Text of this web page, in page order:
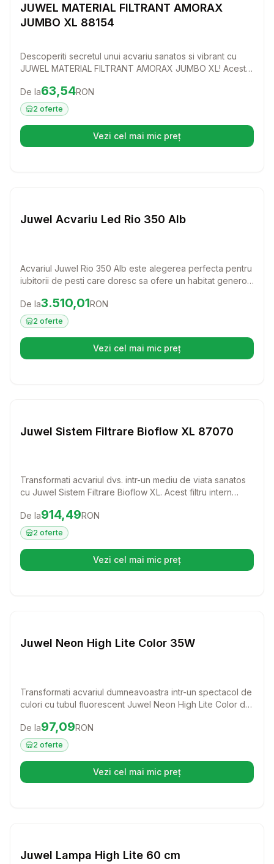
JUWEL MATERIAL FILTRANT AMORAX
JUMBO XL 88154
Descoperiti secretul unui acvariu sanatos si vibrant cu
JUWEL MATERIAL FILTRANT AMORAX JUMBO XL! Acest
ajutand la crearea unui mediu ideal pentru pestii si
plantele dumneavoastra preferate.
Preț:63.54 RON
De la63,54RON
2 oferte
Vezi cel mai mic preț(se deschide într-o filă nouă)
Juwel Acvariu Led Rio 350 Alb
Acvariul Juwel Rio 350 Alb este alegerea perfecta pentru
iubitorii de pesti care doresc sa ofere un habitat generos
tehnologie avansata, acest acvariu va transforma orice
spatiu intr-un colt de natura vibranta.
Preț:3510.01 RON
De la3.510,01RON
2 oferte
Vezi cel mai mic preț(se deschide într-o filă nouă)
Juwel Sistem Filtrare Bioflow XL 87070
Transformati acvariul dvs. intr-un mediu de viata sanatos
cu Juwel Sistem Filtrare Bioflow XL. Acest filtru intern
limpede si curata pentru pestii dvs. preferati.
Preț:914.49 RON
De la914,49RON
2 oferte
Vezi cel mai mic preț(se deschide într-o filă nouă)
Juwel Neon High Lite Color 35W
Transformati acvariul dumneavoastra intr-un spectacol de
culori cu tubul fluorescent Juwel Neon High Lite Color de
nuantele vibrante ale pestilor si plantelor acvatice,
oferind o atmosfera vizuala deosebita in orice acvariu.
Preț:97.09 RON
De la97,09RON
2 oferte
Vezi cel mai mic preț(se deschide într-o filă nouă)
Juwel Lampa High Lite 60 cm